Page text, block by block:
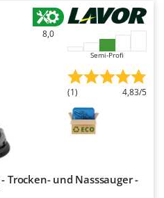
8,0
Semi-Profi
(1) 4,83/5
- Trocken- und Nasssauger -